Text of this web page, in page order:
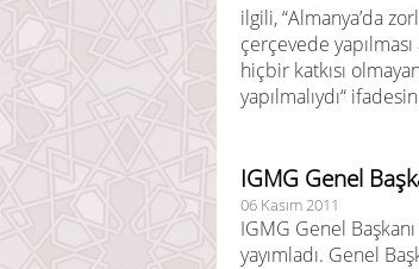
ilgili, “Almanya’da
çerçevede
hiçbir katkısı
yapılmalıydı“
IGMG Genel
06 Kasım 2011
IGMG Genel
yayımladı. Genel